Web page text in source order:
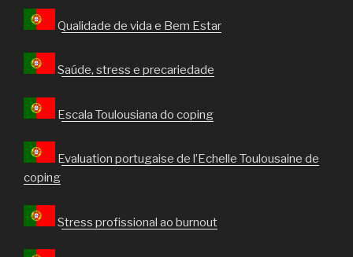
Qualidade de vida e Bem Estar
Saúde, stress e precariedade
Escala Toulousiana do coping
Evaluation portugaise de l’Echelle Toulousaine de
coping
Stress profissional ao burnout